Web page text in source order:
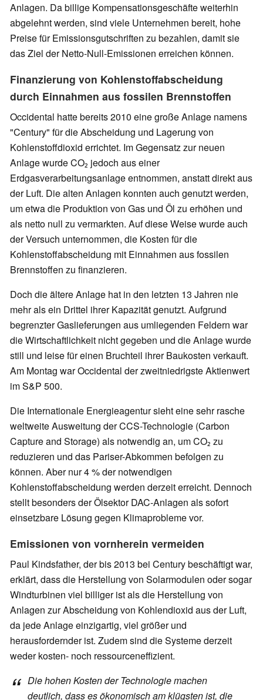
Anlagen. Da billige Kompensationsgeschäfte weiterhin
abgelehnt werden, sind viele Unternehmen bereit, hohe
Preise für Emissionsgutschriften zu bezahlen, damit sie
das Ziel der Netto-Null-Emissionen erreichen können.
Finanzierung von Kohlenstoffabscheidung
durch Einnahmen aus fossilen Brennstoffen
Occidental hatte bereits 2010 eine große Anlage namens
"Century" für die Abscheidung und Lagerung von
Kohlenstoffdioxid errichtet. Im Gegensatz zur neuen
Anlage wurde CO₂ jedoch aus einer
Erdgasverarbeitungsanlage entnommen, anstatt direkt aus
der Luft. Die alten Anlagen konnten auch genutzt werden,
um etwa die Produktion von Gas und Öl zu erhöhen und
als netto null zu vermarkten. Auf diese Weise wurde auch
der Versuch unternommen, die Kosten für die
Kohlenstoffabscheidung mit Einnahmen aus fossilen
Brennstoffen zu finanzieren.
Doch die ältere Anlage hat in den letzten 13 Jahren nie
mehr als ein Drittel ihrer Kapazität genutzt. Aufgrund
begrenzter Gaslieferungen aus umliegenden Feldern war
die Wirtschaftlichkeit nicht gegeben und die Anlage wurde
still und leise für einen Bruchteil ihrer Baukosten verkauft.
Am Montag war Occidental der zweitniedrigste Aktienwert
im S&P 500.
Die Internationale Energieagentur sieht eine sehr rasche
weltweite Ausweitung der CCS-Technologie (Carbon
Capture and Storage) als notwendig an, um CO₂ zu
reduzieren und das Pariser-Abkommen befolgen zu
können. Aber nur 4 % der notwendigen
Kohlenstoffabscheidung werden derzeit erreicht. Dennoch
stellt besonders der Ölsektor DAC-Anlagen als sofort
einsetzbare Lösung gegen Klimaprobleme vor.
Emissionen von vornherein vermeiden
Paul Kindsfather, der bis 2013 bei Century beschäftigt war,
erklärt, dass die Herstellung von Solarmodulen oder sogar
Windturbinen viel billiger ist als die Herstellung von
Anlagen zur Abscheidung von Kohlendioxid aus der Luft,
da jede Anlage einzigartig, viel größer und
herausfordernder ist. Zudem sind die Systeme derzeit
weder kosten- noch ressourceneffizient.
Die hohen Kosten der Technologie machen
deutlich, dass es ökonomisch am klügsten ist, die